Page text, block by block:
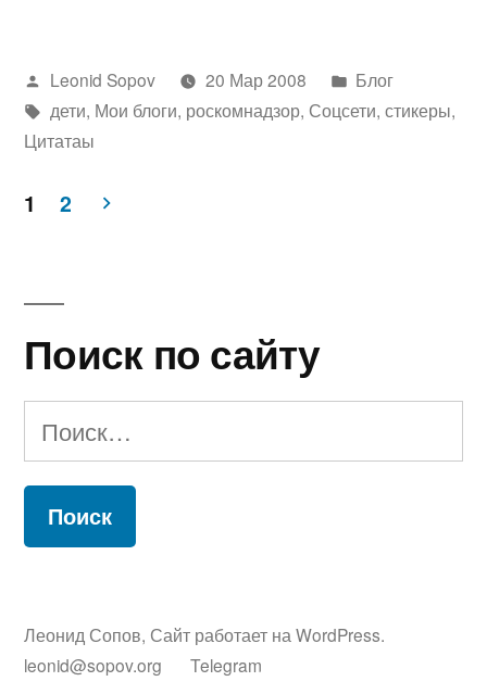
Написано
автором
Leonid Sopov 20 Мар 2008
Написано
в
Блог
Метки:
дети, Мои блоги, роскомнадзор, Соцсети, стикеры,
Цитатаы
записей
1 2
Поиск по сайту
Найти:
Леонид Сопов, Сайт работает на WordPress.
leonid@sopov.org
Telegram